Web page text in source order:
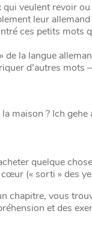
veulent revoir
leur allemand
ces petits
la langue
d’autres
maison ? Ich
quelque
(« sorti » des
chapitre, vous
et des